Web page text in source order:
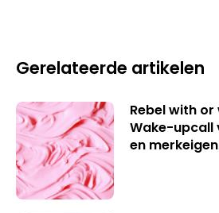
Gerelateerde artikelen
Rebel with
Wake-upcall
en